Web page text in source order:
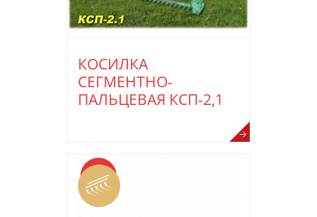
КОСИЛКА
СЕГМЕНТНО-
ПАЛЬЦЕВАЯ КСП-2,1